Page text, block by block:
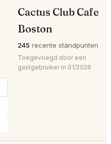
Cactus Club Cafe
Boston
245 recente standpunten
Toegevoegd door een
gastgebruiker in 01/2026